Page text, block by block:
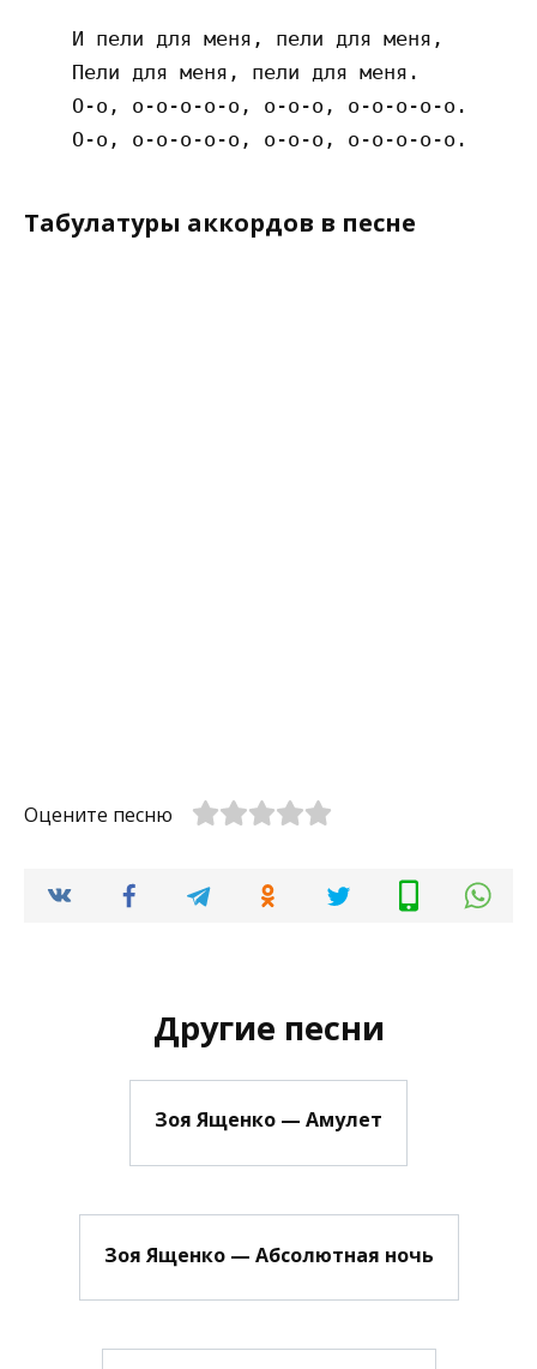
    И пели для меня, пели для меня,
    Пели для меня, пели для меня.
    О-о, о-о-о-о-о, о-о-о, о-о-о-о-о.
Табулатуры аккордов в песне
Оцените песню
Другие песни
Зоя Ященко — Амулет
Зоя Ященко — Абсолютная ночь